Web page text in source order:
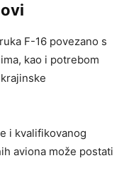
F-16 povezano s
kao i potrebom
i kvalifikovanog
aviona može postati